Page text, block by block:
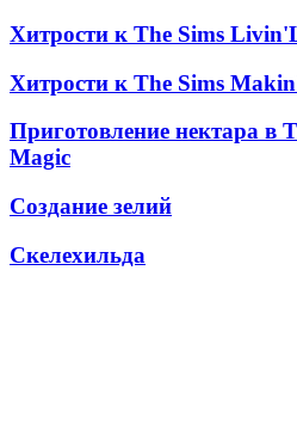
Хитрости к The Sims
Хитрости к The Sims
Приготовление нектара в
Magic
Создание зелий
Скелехильда